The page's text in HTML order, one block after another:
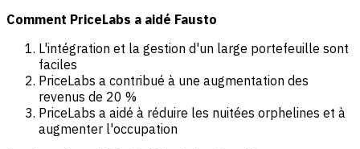
Comment PriceLabs a aidé Fausto
L'intégration et la gestion d'un large portefeuille sont
faciles
PriceLabs a contribué à une augmentation des
revenus de 20 %
PriceLabs a aidé à réduire les nuitées orphelines et à
augmenter l'occupation